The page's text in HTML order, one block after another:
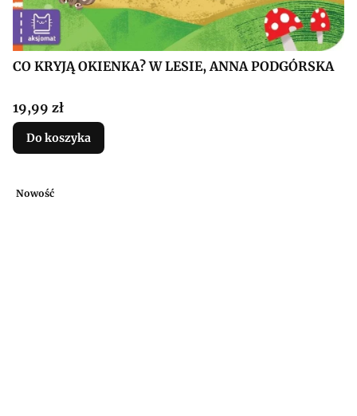
CO KRYJĄ OKIENKA? W LESIE, ANNA PODGÓRSKA
Cena
19,99 zł
Do koszyka
Nowość